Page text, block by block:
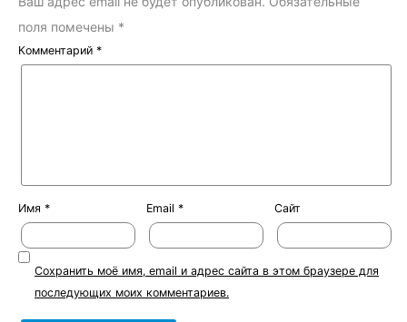
поля помечены *
Комментарий *
Имя * Email * Сайт
Сохранить моё имя, email и адрес сайта в этом браузере для
последующих моих комментариев.